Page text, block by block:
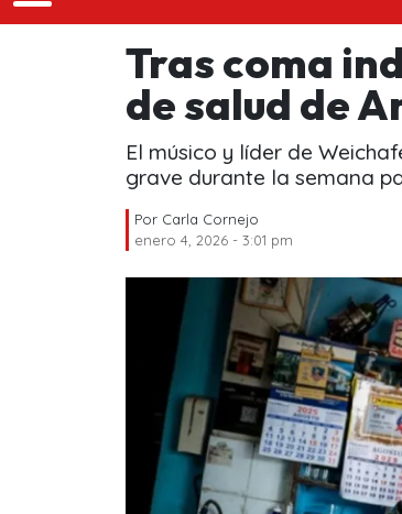
Tras coma
de salud de
El músico y líder de
grave durante la semana
Por Carla Cornejo
enero 4, 2026 - 3:01 pm